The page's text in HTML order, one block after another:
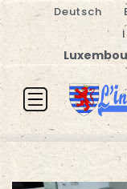
Deutsch